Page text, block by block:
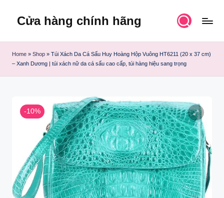
Cửa hàng chính hãng
Home » Shop » Túi Xách Da Cá Sấu Huy Hoàng Hộp Vuông HT6211 (20 x 37 cm)
– Xanh Dương | túi xách nữ da cá sấu cao cấp, túi hàng hiệu sang trọng
-10%